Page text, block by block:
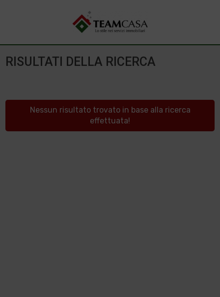
RISULTATI DELLA RICERCA
Nessun risultato trovato in base alla ricerca
effettuata!